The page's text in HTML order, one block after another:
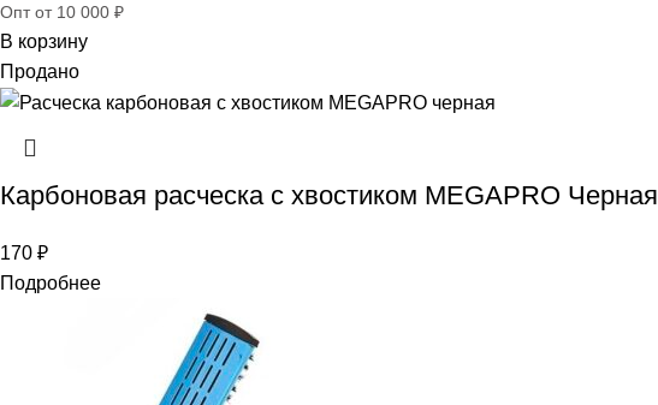
Опт от 10 000 ₽
В корзину
Продано
Карбоновая расческа с хвостиком MEGAPRO Черная
170 ₽
Подробнее